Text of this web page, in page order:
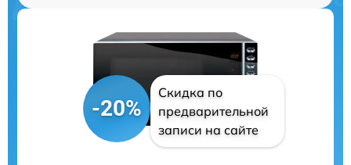
-20%
Скидка по
предварительной
записи на сайте